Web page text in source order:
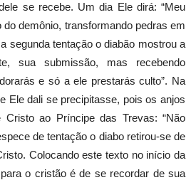
se recebe. Um dia Ele dirá: “Meu
demônio, transformando pedras em
segunda tentação o diabão mostrou a
sua submissão, mas recebendo
e só a ele prestarás culto”. Na
Ele dali se precipitasse, pois os anjos
ao Príncipe das Trevas: “Não
de tentação o diabo retirou-se de
Colocando este texto no início da
o cristão é de se recordar de sua